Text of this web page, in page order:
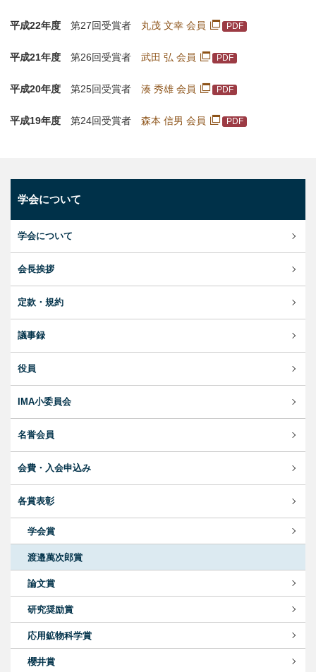
平成22年度 第27回受賞者 丸茂 文幸 会員
平成21年度 第26回受賞者 武田 弘 会員
平成20年度 第25回受賞者 湊 秀雄 会員
平成19年度 第24回受賞者 森本 信男 会員
学会について
学会について
会長挨拶
定款・規約
議事録
役員
IMA小委員会
名誉会員
会費・入会申込み
各賞表彰
学会賞
渡邉萬次郎賞
論文賞
研究奨励賞
応用鉱物科学賞
櫻井賞